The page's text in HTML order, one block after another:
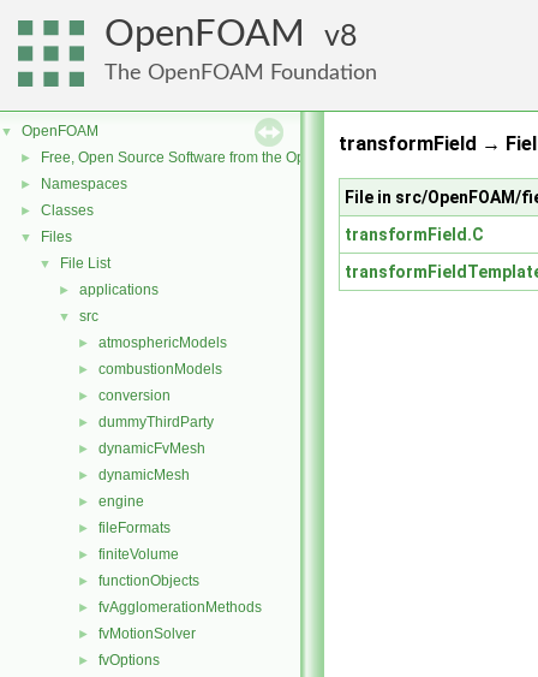
OpenFOAM 8
The OpenFOAM Foundation
▼ OpenFOAM
► Free, Open Source Software from the OpenFOAM Foundation
► Namespaces
► Classes
▼ Files
▼ File List
► applications
▼ src
► atmosphericModels
► combustionModels
► conversion
► dummyThirdParty
► dynamicFvMesh
► dynamicMesh
► engine
► fileFormats
► finiteVolume
► functionObjects
► fvAgglomerationMethods
► fvMotionSolver
► fvOptions
transformField →
File in src/
transformField.C